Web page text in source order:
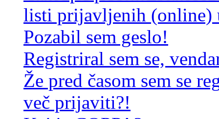
listi prijavljenih (online)
Pozabil sem geslo!
Registriral sem se,
Že pred časom sem se
več prijaviti?!